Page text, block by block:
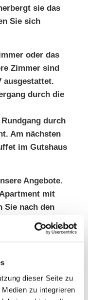
dieser Seite zu
zu integrieren
sie das
Sie sich
oder das
Zimmer sind
ausgestattet.
durch die
durch
Am nächsten
im Gutshaus
Angebote.
mit
Sie nach den